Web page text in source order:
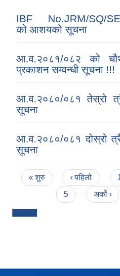
IBF No.JRM/SQ/
को आशयको सूचना
आ.व.२०८१/०८२ को
प्रकाशन सम्वन्धी सूचना !!!
आ.व.२०८०/०८१ तेस्रो
सूचना
आ.व.२०८०/०८१ दोस्रो
सूचना
Pages
« शुरु ‹ पहिलो
5
अर्को ›